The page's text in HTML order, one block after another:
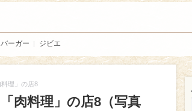
ーガー ジビエ
理」の店8
肉料理」の店8（写真